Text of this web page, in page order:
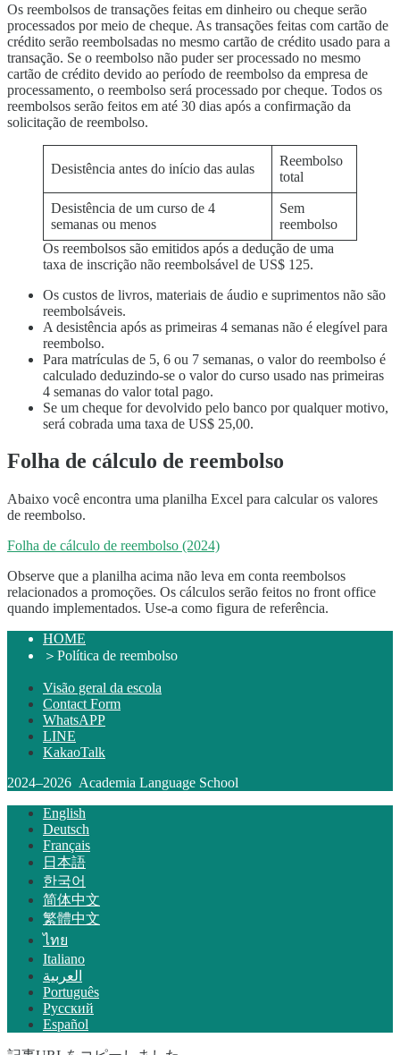
Inglês para negócios
Preparação para o TOEIC e TOEFL
Aulas particulares
Taxas
Mensalidade para novos alunos com visto F-1
Mensalidades para portadores de visto que não
sejam de estudante (ESTA, e-Visa, etc.)
Mensalidade para Kama’aina (cidadãos dos EUA
ou portadores de green card)
Mensalidades para alunos atuais e portadores de
Taxas de acomodação
Aulas somente à tarde para alunos transferidos e
atuais
Aplicativo
Processo de inscrição
Formulário de inscrição on-line
Processo desde a inscrição até a matrícula
Para alunos atuais
Horário das aulas
Frequência e expulsão obrigatória
Registro de aulas
Férias
Visão geral da escola
Os reembolsos de transações feitas em dinheiro ou cheque serão
processados por meio de cheque. As transações feitas com cartão de
crédito serão reembolsadas no mesmo cartão de crédito usado para a
transação. Se o reembolso não puder ser processado no mesmo
cartão de crédito devido ao período de reembolso da empresa de
processamento, o reembolso será processado por cheque. Todos os
reembolsos serão feitos em até 30 dias após a confirmação da
solicitação de reembolso.
Desistência antes do início das aulas
Reembolso
total
Desistência de um curso de 4
semanas ou menos
Sem
reembolso
Os reembolsos são emitidos após a dedução de uma
taxa de inscrição não reembolsável de US$ 125.
Os custos de livros, materiais de áudio e suprimentos não são
reembolsáveis.
A desistência após as primeiras 4 semanas não é elegível para
reembolso.
Para matrículas de 5, 6 ou 7 semanas, o valor do reembolso é
calculado deduzindo-se o valor do curso usado nas primeiras
4 semanas do valor total pago.
Se um cheque for devolvido pelo banco por qualquer motivo,
será cobrada uma taxa de US$ 25,00.
Folha de cálculo de reembolso
Abaixo você encontra uma planilha Excel para calcular os valores
de reembolso.
Folha de cálculo de reembolso (2024)
Observe que a planilha acima não leva em conta reembolsos
relacionados a promoções. Os cálculos serão feitos no front office
quando implementados. Use-a como figura de referência.
HOME
＞ Política de reembolso
Visão geral da escola
Contact Form
WhatsAPP
LINE
KakaoTalk
2024–2026 Academia Language School
English
Deutsch
Français
日本語
한국어
简体中文
繁體中文
ไทย
Italiano
العربية
Português
Русский
Español